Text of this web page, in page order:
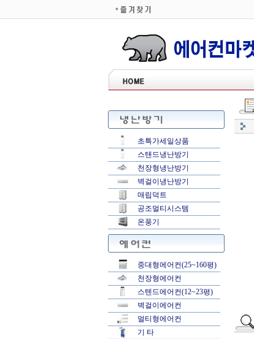
초특가세일상품
스탠드냉난방기
천장형냉난방기
벽걸이냉난방기
매립덕트
공조멀티시스템
온풍기
중대형에어컨(25~160평)
천장형에어컨
스텐드에어컨(12~23평)
벽걸이에어컨
멀티형에어컨
기 타